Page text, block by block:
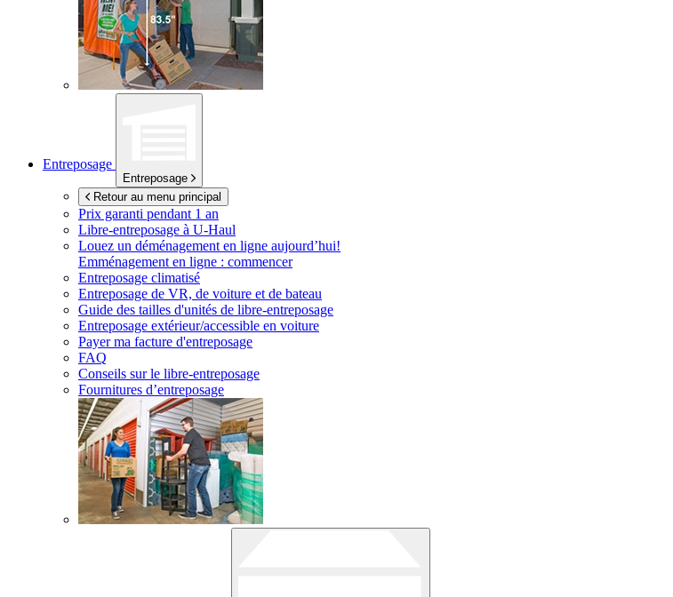
Entreposage
Entreposage
Retour au menu principal
Prix garanti pendant 1 an
Libre-entreposage à U-Haul
Louez un déménagement en ligne aujourd’hui!
Emménagement en ligne : commencer
Entreposage climatisé
Entreposage de VR, de voiture et de bateau
Guide des tailles d'unités de libre-entreposage
Entreposage extérieur/accessible en voiture
Payer ma facture d'entreposage
FAQ
Conseils sur le libre-entreposage
Fournitures d’entreposage